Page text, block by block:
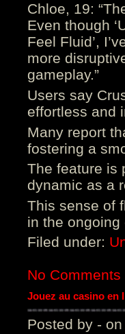
Chloe, 19:
Even though
Feel Fluid’,
more
gameplay.”
Users say
effortless and
Many report
fostering a
The feature is
dynamic as a
This sense of
in the ongoing
Filed under:
No Comments
Jouez au casino en
Posted by - on